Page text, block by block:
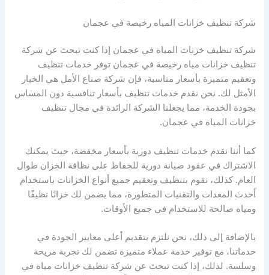
شركة تنظيف خزانات المياه رخيصة في عجمان
شركة تنظيف خزنات المياه في عجمان إذا كنت تبحث عن شركة
تنظيف خزانات مياه رخيصة في عجمان توفر خدمات تنظيف
وتعقيم متميزة بأسعار مناسبة، فإن شركة صناع الأمل هي الخيار
الأمثل لك. نحن نقدم خدمات تنظيف بأسعار تنافسية دون المساس
بجودة الخدمة، مما يجعلنا الشركة الرائدة في مجال تنظيف
خزانات المياه في عجمان.
كما أننا نقدم خدمات تنظيف دورية بأسعار مخفضة، حيث يمكنك
الاشتراك في عقود صيانة دورية للحفاظ على نظافة الخزان طوال
العام. كذلك، نقوم بتنظيف وتعقيم جميع أنواع الخزانات باستخدام
أحدث المعدات والتقنيات المتطورة، مما يضمن لك خزانًا نظيفًا
ومياه صالحة للاستخدام في جميع الأوقات.
بالإضافة إلى ذلك، نحن نلتزم بتقديم أعلى معايير الجودة في
خدماتنا، مع توفير خدمة عملاء متميزة تضمن لك تجربة مريحة
وسلسة. لذلك، إذا كنت تبحث عن شركة تنظيف خزانات مياه في